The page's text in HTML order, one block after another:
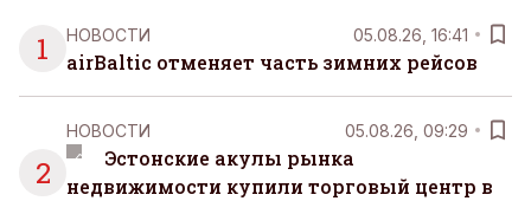
1
НОВОСТИ 05.08.26, 16:41
airBaltic отменяет часть зимних рейсов
2
НОВОСТИ 05.08.26, 09:29
Эстонские акулы рынка
недвижимости купили торговый центр в